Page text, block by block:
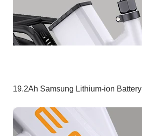
19.2Ah Samsung Lithium-ion Battery